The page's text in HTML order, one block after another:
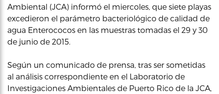
Ambiental (JCA) informó el miercoles, que siete playas
excedieron el parámetro bacteriológico de calidad de
agua Enterococos en las muestras tomadas el 29 y 30
de junio de 2015.
Según un comunicado de prensa, tras ser sometidas
al análisis correspondiente en el Laboratorio de
Investigaciones Ambientales de Puerto Rico de la JCA,